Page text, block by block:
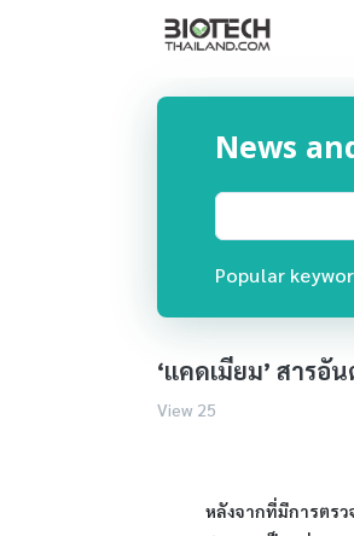
News
Popular
‘แคดเมียม’ สารอั
View 25
หลังจากที่มีการตร